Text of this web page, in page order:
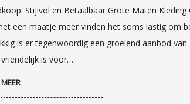
Stijlvol en Betaalbaar Grote Maten Kleding
een maatje meer vinden het soms lastig om
is er tegenwoordig een groeiend aanbod
is voor…